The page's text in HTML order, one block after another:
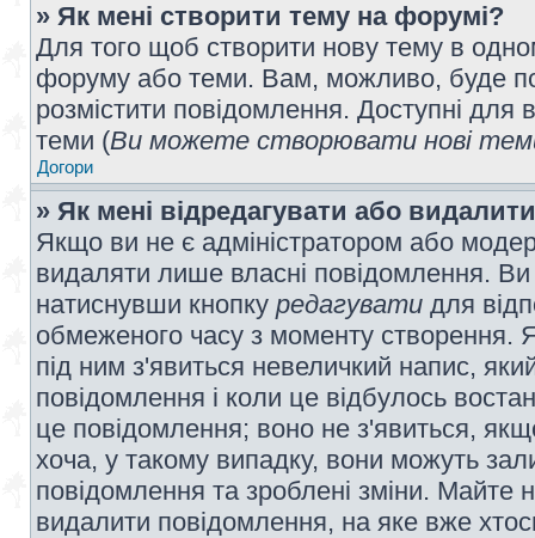
» Як мені створити тему на форумі?
Для того щоб створити нову тему в
форуму або теми. Вам, можливо, буде
розмістити повідомлення. Доступні для
теми (Ви можете створювати нові
Догори
» Як мені відредагувати або
Якщо ви не є адміністратором або
видаляти лише власні повідомлення.
натиснувши кнопку редагувати для
обмеженого часу з моменту створення.
під ним з'явиться невеличкий напис,
повідомлення і коли це відбулось
це повідомлення; воно не з'явиться,
хоча, у такому випадку, вони можуть
повідомлення та зроблені зміни. Майте
видалити повідомлення, на яке вже